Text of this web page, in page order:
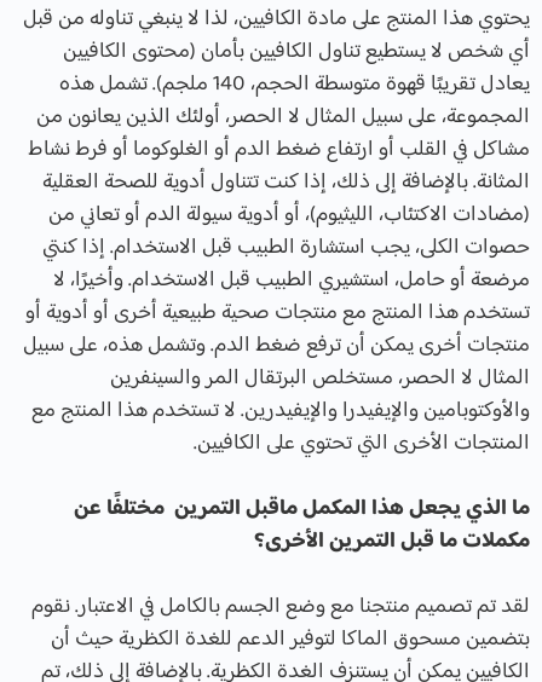
يحتوي هذا المنتج على مادة الكافيين، لذا لا ينبغي تناوله من قبل
أي شخص لا يستطيع تناول الكافيين بأمان (محتوى الكافيين
يعادل تقريبًا قهوة متوسطة الحجم، 140 ملجم). تشمل هذه
المجموعة، على سبيل المثال لا الحصر، أولئك الذين يعانون من
مشاكل في القلب أو ارتفاع ضغط الدم أو الغلوكوما أو فرط نشاط
المثانة. بالإضافة إلى ذلك، إذا كنت تتناول أدوية للصحة العقلية
(مضادات الاكتئاب، الليثيوم)، أو أدوية سيولة الدم أو تعاني من
حصوات الكلى، يجب استشارة الطبيب قبل الاستخدام. إذا كنتي
مرضعة أو حامل، استشيري الطبيب قبل الاستخدام. وأخيرًا، لا
تستخدم هذا المنتج مع منتجات صحية طبيعية أخرى أو أدوية أو
منتجات أخرى يمكن أن ترفع ضغط الدم. وتشمل هذه، على سبيل
المثال لا الحصر، مستخلص البرتقال المر والسينفرين
والأوكتوبامين والإيفيدرا والإيفيدرين. لا تستخدم هذا المنتج مع
المنتجات الأخرى التي تحتوي على الكافيين.
ما الذي يجعل هذا المكمل ماقبل التمرين مختلفًا عن
مكملات ما قبل التمرين الأخرى؟
لقد تم تصميم منتجنا مع وضع الجسم بالكامل في الاعتبار. نقوم
بتضمين مسحوق الماكا لتوفير الدعم للغدة الكظرية حيث أن
الكافيين يمكن أن يستنزف الغدة الكظرية. بالإضافة إلى ذلك، تم